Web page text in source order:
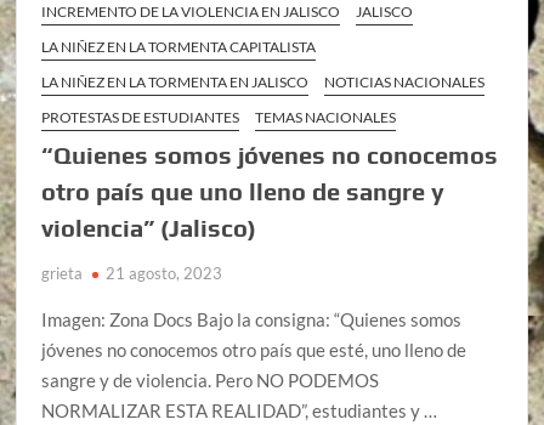
INCREMENTO DE LA VIOLENCIA EN JALISCO
JALISCO
LA NIÑEZ EN LA TORMENTA CAPITALISTA
LA NIÑEZ EN LA TORMENTA EN JALISCO
NOTICIAS NACIONALES
PROTESTAS DE ESTUDIANTES
TEMAS NACIONALES
“Quienes somos jóvenes no conocemos
otro país que uno lleno de sangre y
violencia” (Jalisco)
grieta 21 agosto, 2023
Imagen: Zona Docs Bajo la consigna: “Quienes somos
jóvenes no conocemos otro país que esté, uno lleno de
sangre y de violencia. Pero NO PODEMOS
NORMALIZAR ESTA REALIDAD”, estudiantes y …